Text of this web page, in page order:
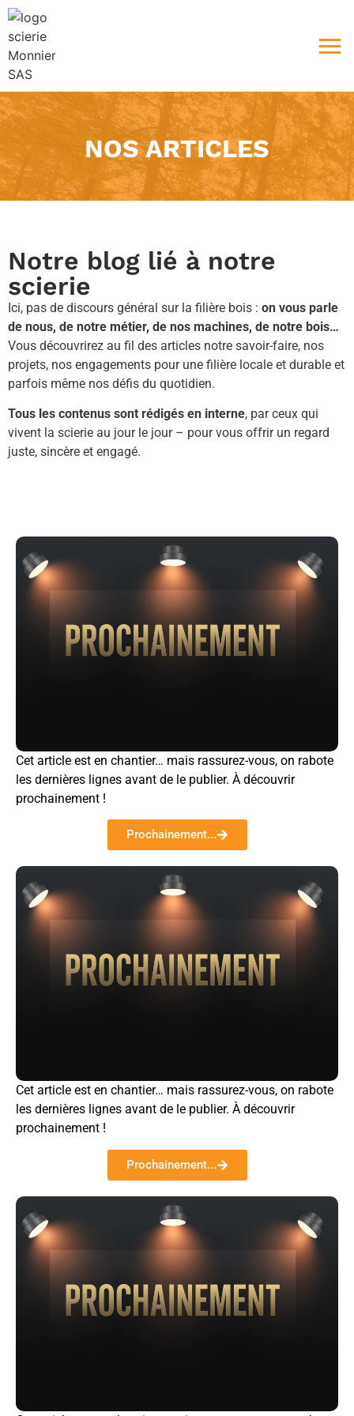
NOS ARTICLES
Notre blog lié à notre
scierie
Ici, pas de discours général sur la filière bois : on vous parle
de nous, de notre métier, de nos machines, de notre bois…
Vous découvrirez au fil des articles notre savoir-faire, nos
projets, nos engagements pour une filière locale et durable et
parfois même nos défis du quotidien.
Tous les contenus sont rédigés en interne, par ceux qui
vivent la scierie au jour le jour – pour vous offrir un regard
juste, sincère et engagé.
Cet article est en chantier… mais rassurez-vous, on rabote
les dernières lignes avant de le publier. À découvrir
prochainement !
Prochainement...
Cet article est en chantier… mais rassurez-vous, on rabote
les dernières lignes avant de le publier. À découvrir
prochainement !
Prochainement...